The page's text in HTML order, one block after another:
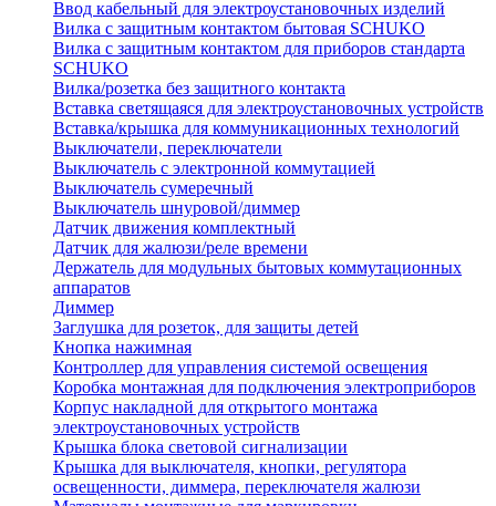
Ввод кабельный для электроустановочных изделий
Вилка с защитным контактом бытовая SCHUKO
Вилка с защитным контактом для приборов стандарта
SCHUKO
Вилка/розетка без защитного контакта
Вставка светящаяся для электроустановочных устройств
Вставка/крышка для коммуникационных технологий
Выключатели, переключатели
Выключатель с электронной коммутацией
Выключатель сумеречный
Выключатель шнуровой/диммер
Датчик движения комплектный
Датчик для жалюзи/реле времени
Держатель для модульных бытовых коммутационных
аппаратов
Диммер
Заглушка для розеток, для защиты детей
Кнопка нажимная
Контроллер для управления системой освещения
Коробка монтажная для подключения электроприборов
Корпус накладной для открытого монтажа
электроустановочных устройств
Крышка блока световой сигнализации
Крышка для выключателя, кнопки, регулятора
освещенности, диммера, переключателя жалюзи